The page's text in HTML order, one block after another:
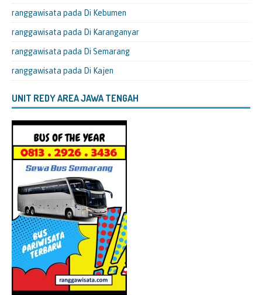
ranggawisata pada Di Kebumen
ranggawisata pada Di Karanganyar
ranggawisata pada Di Semarang
ranggawisata pada Di Kajen
UNIT REDY AREA JAWA TENGAH